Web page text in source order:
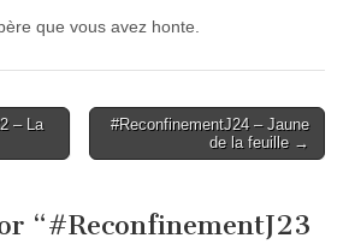
que vous avez honte.
– La
#ReconfinementJ24 – Jaune
de la feuille →
“#ReconfinementJ23